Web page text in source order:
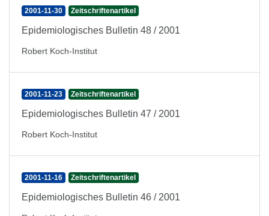
2001-11-30 Zeitschriftenartikel
Epidemiologisches Bulletin 48 / 2001
Robert Koch-Institut
2001-11-23 Zeitschriftenartikel
Epidemiologisches Bulletin 47 / 2001
Robert Koch-Institut
2001-11-16 Zeitschriftenartikel
Epidemiologisches Bulletin 46 / 2001